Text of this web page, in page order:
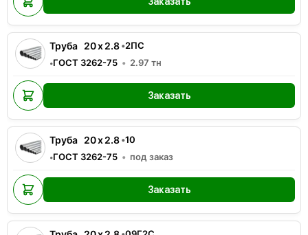
Труба 20x2.8•2ПС
•ГОСТ 3262-75 2.97 тн
Заказать
Труба 20x2.8•10
•ГОСТ 3262-75 под заказ
Заказать